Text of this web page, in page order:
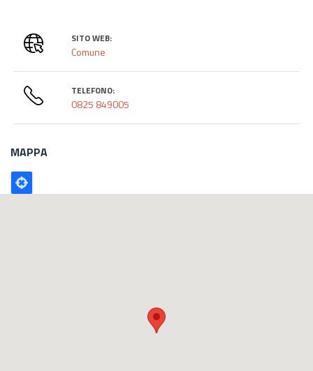
SITO WEB:
Comune
TELEFONO:
0825 849005
MAPPA
Poligono
GEO